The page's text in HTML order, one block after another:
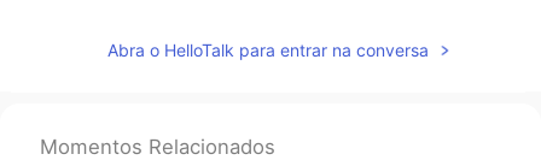
Abra o HelloTalk para entrar na conversa
Momentos Relacionados